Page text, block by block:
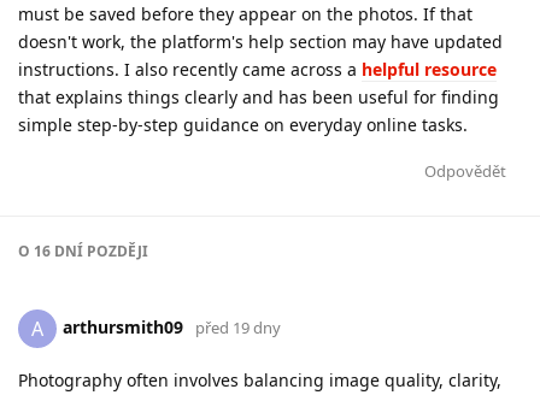
must be saved before they appear on the photos. If that
doesn't work, the platform's help section may have updated
instructions. I also recently came across a helpful resource
that explains things clearly and has been useful for finding
simple step-by-step guidance on everyday online tasks.
Odpovědět
O 16 DNÍ POZDĚJI
A arthursmith09 před 19 dny
Photography often involves balancing image quality, clarity,